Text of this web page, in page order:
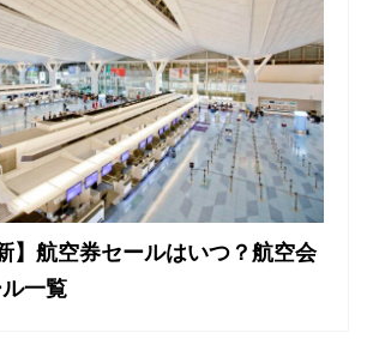
】航空券セールはいつ？航空会
一覧